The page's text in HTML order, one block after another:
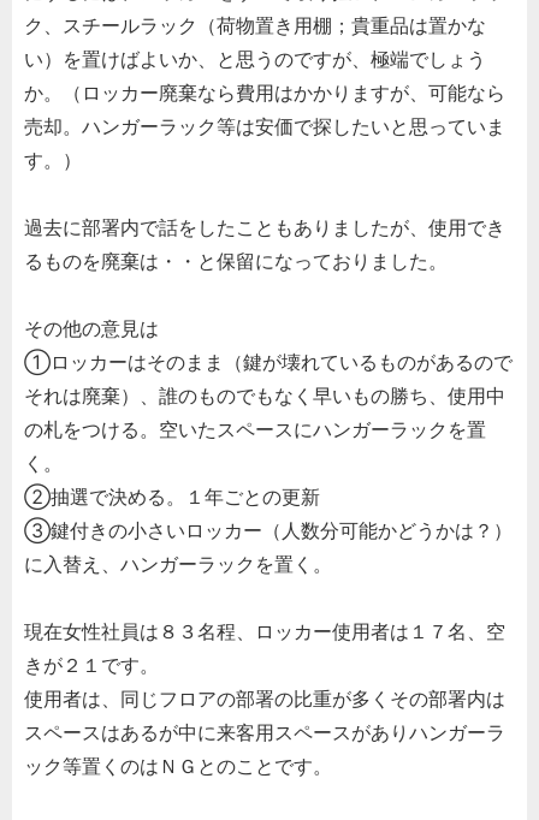
ク、スチールラック（荷物置き用棚；貴重品は置かな
い）を置けばよいか、と思うのですが、極端でしょう
か。（ロッカー廃棄なら費用はかかりますが、可能なら
売却。ハンガーラック等は安価で探したいと思っていま
す。）
過去に部署内で話をしたこともありましたが、使用でき
るものを廃棄は・・と保留になっておりました。
その他の意見は
①ロッカーはそのまま（鍵が壊れているものがあるので
それは廃棄）、誰のものでもなく早いもの勝ち、使用中
の札をつける。空いたスペースにハンガーラックを置
く。
②抽選で決める。１年ごとの更新
③鍵付きの小さいロッカー（人数分可能かどうかは？）
に入替え、ハンガーラックを置く。
現在女性社員は８３名程、ロッカー使用者は１７名、空
きが２１です。
使用者は、同じフロアの部署の比重が多くその部署内は
スペースはあるが中に来客用スペースがありハンガーラ
ック等置くのはＮＧとのことです。